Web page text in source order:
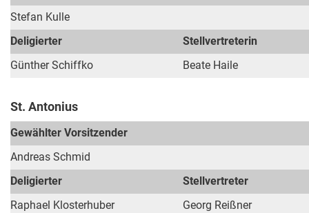
Stefan Kulle
Deligierter
Stellvertreterin
Günther Schiffko
Beate Haile
St. Antonius
Gewählter Vorsitzender
Andreas Schmid
Deligierter
Stellvertreter
Raphael Klosterhuber
Georg Reißner